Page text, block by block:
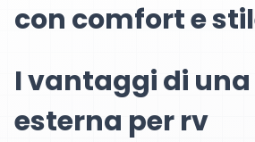
con comfort e
I vantaggi di
esterna per rv